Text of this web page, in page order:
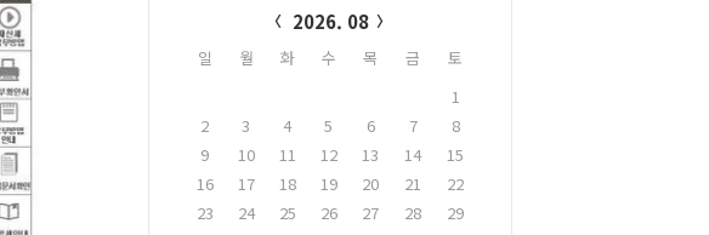
2026. 08
일 월 화 수 목 금
토
1
2
3 4 5 6 7
8
9
10 11 12 13 14
15
16
17 18 19 20 21
22
23
24 25 26 27 28
29